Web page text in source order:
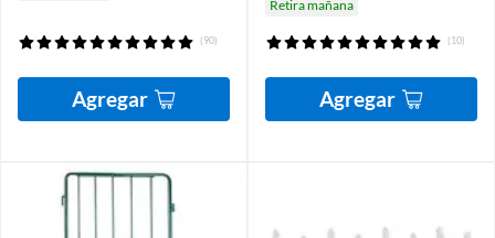
(90)
Agregar
Retira mañana
(10)
Agregar